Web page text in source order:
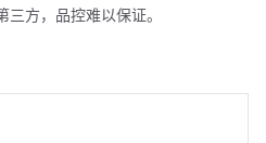
方，品控难以保证。